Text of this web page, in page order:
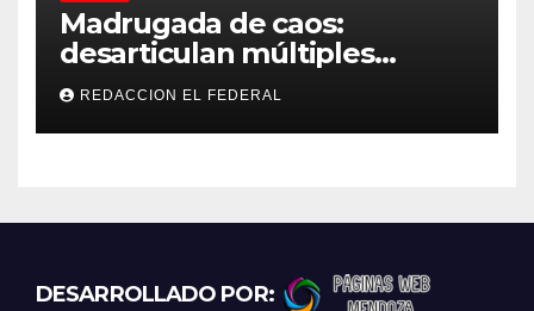
Madrugada de caos:
desarticulan múltiples
“rodadas” y detienen a
motociclistas violentos
REDACCION EL FEDERAL
DESARROLLADO POR: